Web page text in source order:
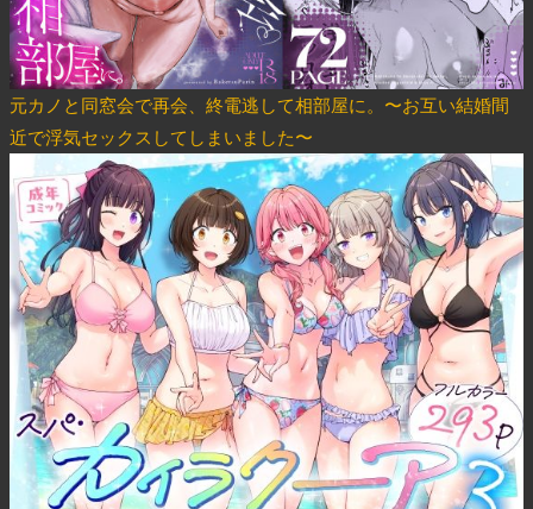
元カノと同窓会で再会、終電逃して相部屋に。〜お互い結婚間
近で浮気セックスしてしまいました〜